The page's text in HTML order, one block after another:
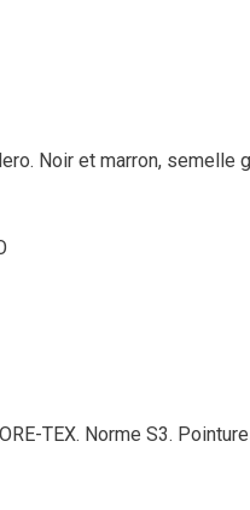
Noir et marron, semelle
TEX. Norme S3.